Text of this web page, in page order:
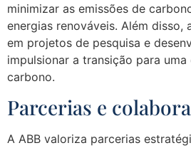
minimizar as emissões de
energias renováveis. Além disso,
em projetos de pesquisa e
impulsionar a transição para
carbono.
Parcerias e
A ABB valoriza parcerias